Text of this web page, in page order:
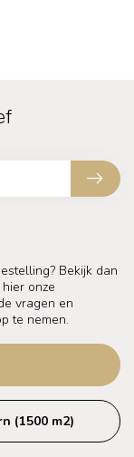
Bekijk dan
onze
vragen en
te nemen.
(1500 m2)